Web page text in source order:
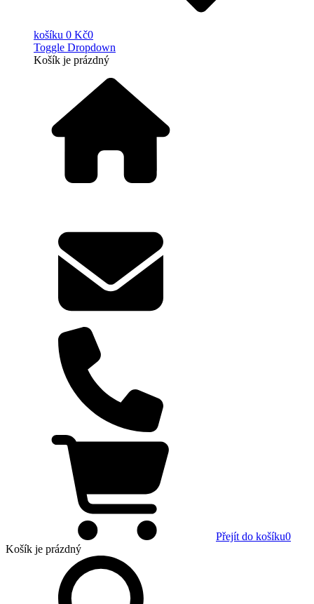
košíku 0 Kč0
Toggle Dropdown
Košík je prázdný
Přejít do košíku0
Košík je prázdný